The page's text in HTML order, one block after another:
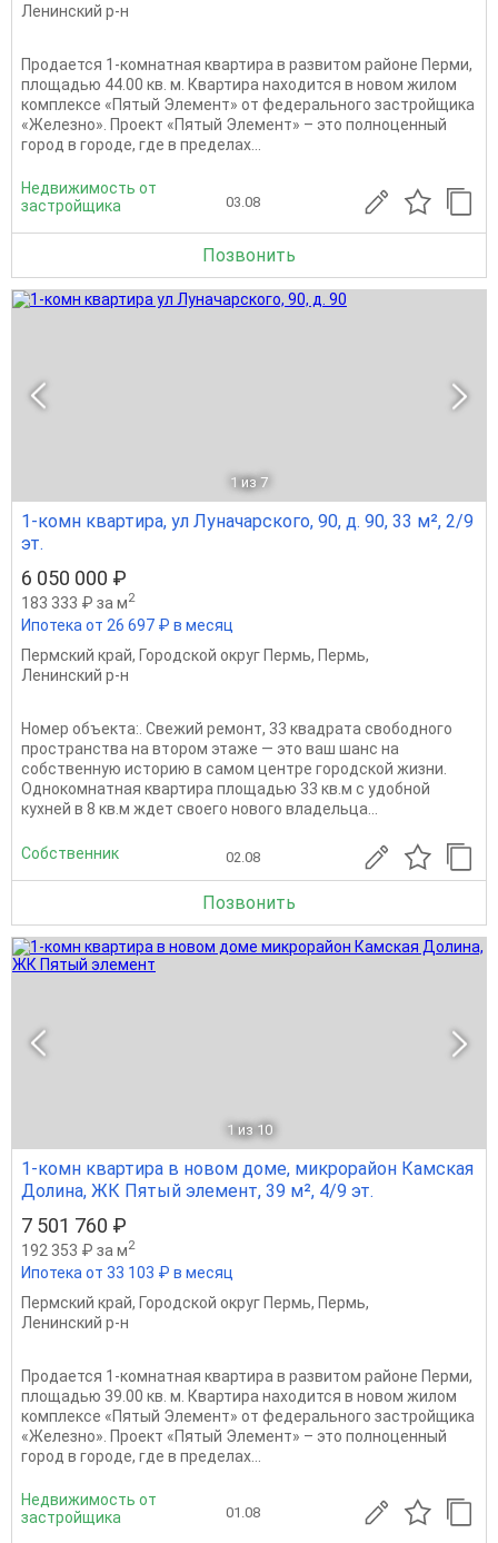
Ленинский р-н
Продается 1-комнатная квартира в развитом районе Перми,
площадью 44.00 кв. м. Квартира находится в новом жилом
комплексе «Пятый Элемент» от федерального застройщика
«Железно». Проект «Пятый Элемент» – это полноценный
город в городе, где в пределах...
Недвижимость от
застройщика
03.08
Позвонить
1 из 7
1-комн квартира, ул Луначарского, 90, д. 90, 33 м², 2/9
эт.
6 050 000 ₽
183 333 ₽ за м2
Ипотека от 26 697 ₽ в месяц
Пермский край, Городской округ Пермь, Пермь,
Ленинский р-н
Номер объекта:. Свежий ремонт, 33 квадрата свободного
пространства на втором этаже — это ваш шанс на
собственную историю в самом центре городской жизни.
Однокомнатная квартира площадью 33 кв.м с удобной
кухней в 8 кв.м ждет своего нового владельца...
Собственник 02.08
Позвонить
1 из 10
1-комн квартира в новом доме, микрорайон Камская
Долина, ЖК Пятый элемент, 39 м², 4/9 эт.
7 501 760 ₽
192 353 ₽ за м2
Ипотека от 33 103 ₽ в месяц
Пермский край, Городской округ Пермь, Пермь,
Ленинский р-н
Продается 1-комнатная квартира в развитом районе Перми,
площадью 39.00 кв. м. Квартира находится в новом жилом
комплексе «Пятый Элемент» от федерального застройщика
«Железно». Проект «Пятый Элемент» – это полноценный
город в городе, где в пределах...
Недвижимость от
застройщика
01.08